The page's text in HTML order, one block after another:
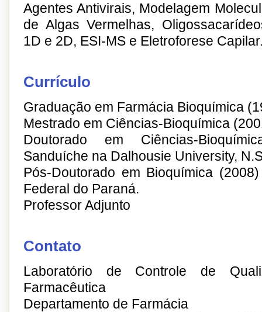
Agentes Antivirais, Modelagem
de Algas Vermelhas,
1D e 2D, ESI-MS e Eletroforese
Currículo
Graduação em Farmácia Bioquímica
Mestrado em Ciências-Bioquímica
Doutorado em Ciências-
Sanduíche na Dalhousie University,
Pós-Doutorado em Bioquímica
Federal do Paraná.
Professor Adjunto
Contato
Laboratório de Controle de
Farmacêutica
Departamento de Farmácia